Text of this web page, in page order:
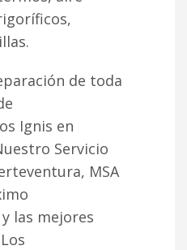
de toda
Ignis en
Servicio
MSA
las mejores